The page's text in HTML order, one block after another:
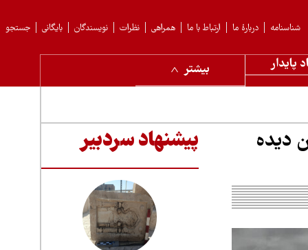
جستجو بایگانی نویسندگان نظرات همراهی ارتباط با ما دربارهٔ ما شناسنامه
پایدار بیشتر
دیده پیشنهاد سردبیر